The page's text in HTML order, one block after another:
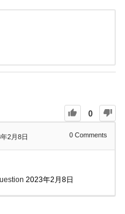
0
2月8日 0 Comments
2023年2月8日